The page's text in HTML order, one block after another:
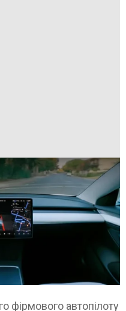
фірмового автопілоту